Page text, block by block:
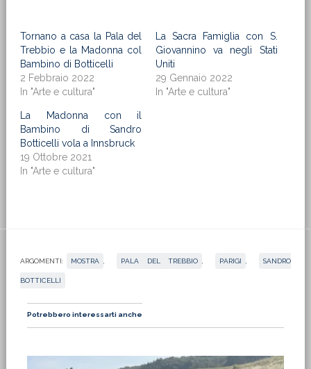
Tornano a casa la Pala del
Trebbio e la Madonna col
Bambino di Botticelli
2 Febbraio 2022
In "Arte e cultura"
La Sacra Famiglia con S.
Giovannino va negli Stati
Uniti
29 Gennaio 2022
In "Arte e cultura"
La Madonna con il
Bambino di Sandro
Botticelli vola a Innsbruck
19 Ottobre 2021
In "Arte e cultura"
ARGOMENTI: MOSTRA PALA DEL TREBBIO PARIGI SANDRO
BOTTICELLI
Potrebbero interessarti anche